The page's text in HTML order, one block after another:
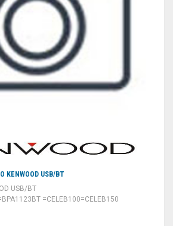
KENWOOD USB/BT
USB/BT
=CELEB100=CELEB150